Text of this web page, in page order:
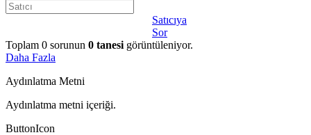
Satıcıya
Sor
Toplam 0 sorunun 0 tanesi görüntüleniyor.
Daha Fazla
Aydınlatma Metni
Aydınlatma metni içeriği.
ButtonIcon